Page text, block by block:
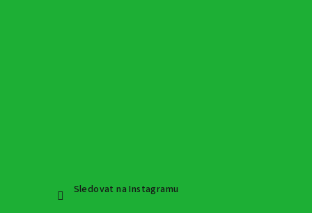
Sledovat na Instagramu